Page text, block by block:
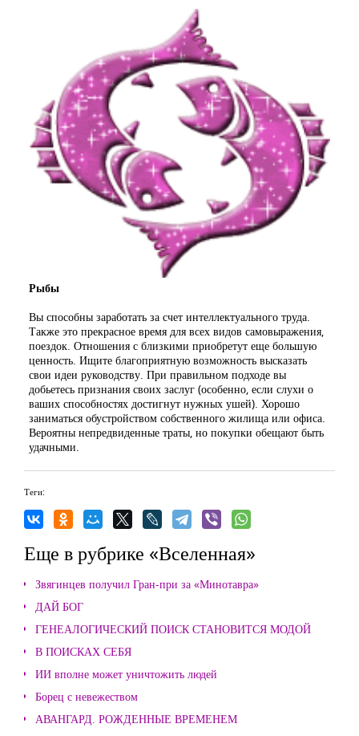
Рыбы
Вы способны заработать за счет интеллектуального труда.
Также это прекрасное время для всех видов самовыражения,
поездок. Отношения с близкими приобретут еще большую
ценность. Ищите благоприятную возможность высказать
свои идеи руководству. При правильном подходе вы
добьетесь признания своих заслуг (особенно, если слухи о
ваших способностях достигнут нужных ушей). Хорошо
заниматься обустройством собственного жилища или офиса.
Вероятны непредвиденные траты, но покупки обещают быть
удачными.
Теги:
Еще в рубрике «Вселенная»
Звягинцев получил Гран-при за «Минотавра»
ДАЙ БОГ
ГЕНЕАЛОГИЧЕСКИЙ ПОИСК СТАНОВИТСЯ МОДОЙ
В ПОИСКАХ СЕБЯ
ИИ вполне может уничтожить людей
Борец с невежеством
АВАНГАРД. РОЖДЕННЫЕ ВРЕМЕНЕМ